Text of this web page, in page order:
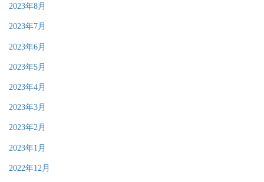
2023年8月
2023年7月
2023年6月
2023年5月
2023年4月
2023年3月
2023年2月
2023年1月
2022年12月